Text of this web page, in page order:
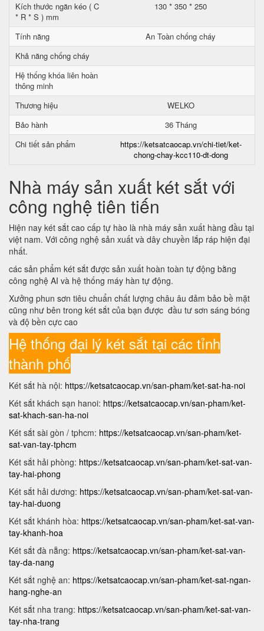
Kích thước ngăn kéo ( C
* R * S ) mm
130 * 350 * 250
Tính năng
An Toàn chống cháy
Khả năng chống cháy
Hệ thống khóa liên hoàn
thông minh
Thương hiệu
WELKO
Bảo hành
36 Tháng
Chi tiết sản phẩm
https://ketsatcaocap.vn/chi-tiet/ket-
chong-chay-kcc110-dt-dong
Nhà máy sản xuất két sắt với
công nghệ tiên tiến
Hiện nay két sắt cao cấp tự hào là nhà máy sản xuất hàng đầu tại
việt nam. Với công nghệ sản xuất và dây chuyền lắp ráp hiện đại
nhất.
các sản phẩm két sắt được sản xuất hoàn toàn tự động bằng
công nghệ AI và hệ thống máy hàn tự động.
Xưởng phun sơn tiêu chuẩn chất lượng châu âu đảm bảo bề mặt
cũng như bên trong két sắt của bạn được đầu tư sơn sáng bóng
và độ bền cực cao
Hệ thống đại lý két sắt tại các tỉnh
thành phố
Két sắt hà nội: https://ketsatcaocap.vn/san-pham/ket-sat-ha-noi
Két sắt khách sạn hanoi: https://ketsatcaocap.vn/san-pham/ket-
sat-khach-san-ha-noi
Két sắt sài gòn / tphcm: https://ketsatcaocap.vn/san-pham/ket-
sat-van-tay-tphcm
Két sắt hải phòng: https://ketsatcaocap.vn/san-pham/ket-sat-van-
tay-hai-phong
Két sắt hải dương: https://ketsatcaocap.vn/san-pham/ket-sat-van-
tay-hai-duong
Két sắt khánh hòa: https://ketsatcaocap.vn/san-pham/ket-sat-van-
tay-khanh-hoa
Két sắt đà nẵng: https://ketsatcaocap.vn/san-pham/ket-sat-van-
tay-da-nang
Két sắt nghệ an: https://ketsatcaocap.vn/san-pham/ket-sat-ngan-
hang-nghe-an
Két sắt nha trang: https://ketsatcaocap.vn/san-pham/ket-sat-van-
tay-nha-trang